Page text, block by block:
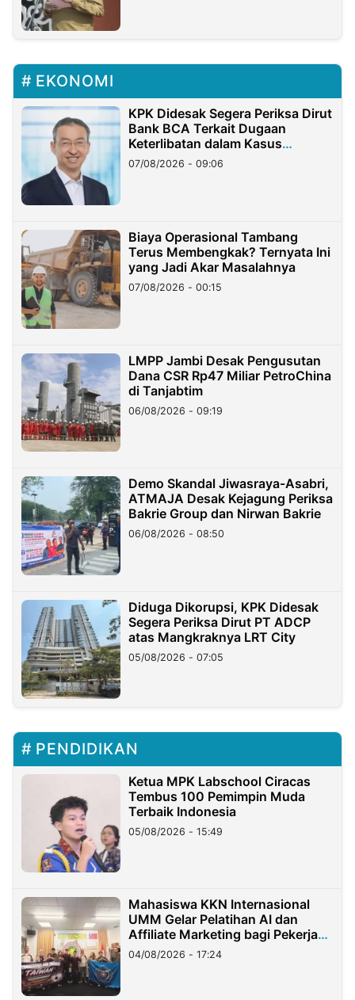
EKONOMI
KPK Didesak Segera Periksa Dirut
Bank BCA Terkait Dugaan
Keterlibatan dalam Kasus
Hilangnya Dana Nasabah Rp2,58
Miliar
07/08/2026 - 09:06
Biaya Operasional Tambang
Terus Membengkak? Ternyata Ini
yang Jadi Akar Masalahnya
07/08/2026 - 00:15
LMPP Jambi Desak Pengusutan
Dana CSR Rp47 Miliar PetroChina
di Tanjabtim
06/08/2026 - 09:19
Demo Skandal Jiwasraya-Asabri,
ATMAJA Desak Kejagung Periksa
Bakrie Group dan Nirwan Bakrie
06/08/2026 - 08:50
Diduga Dikorupsi, KPK Didesak
Segera Periksa Dirut PT ADCP
atas Mangkraknya LRT City
05/08/2026 - 07:05
PENDIDIKAN
Ketua MPK Labschool Ciracas
Tembus 100 Pemimpin Muda
Terbaik Indonesia
05/08/2026 - 15:49
Mahasiswa KKN Internasional
UMM Gelar Pelatihan AI dan
Affiliate Marketing bagi Pekerja
Migran Indonesia di Taiwan
04/08/2026 - 17:24